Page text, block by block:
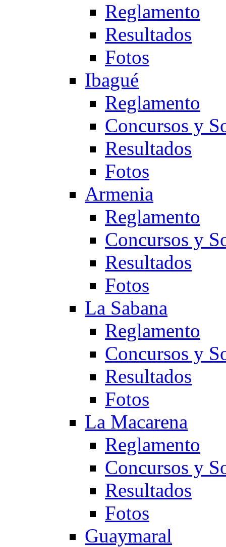
Reglamento
Resultados
Fotos
Ibagué
Reglamento
Concursos y
Resultados
Fotos
Armenia
Reglamento
Concursos y
Resultados
Fotos
La Sabana
Reglamento
Concursos y
Resultados
Fotos
La Macarena
Reglamento
Concursos y
Resultados
Fotos
Guaymaral